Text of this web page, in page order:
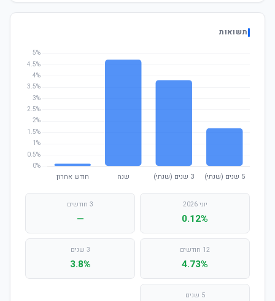
תשואות
יוני 2026
0.12%
3 חודשים
—
12 חודשים
4.73%
3 שנים
3.8%
5 שנים